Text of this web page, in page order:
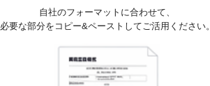
自社のフォーマットに合わせて、
必要な部分をコピー&ペーストしてご活用ください。